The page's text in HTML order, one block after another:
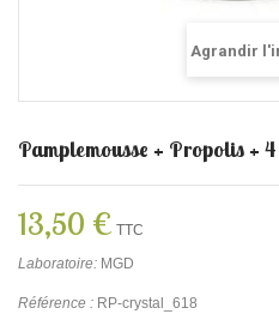
Agrandir
Pamplemousse + Propolis +
13,50 € TTC
Laboratoire: MGD
Référence : RP-crystal_618